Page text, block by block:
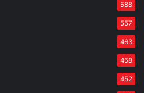
588
557
463
458
452